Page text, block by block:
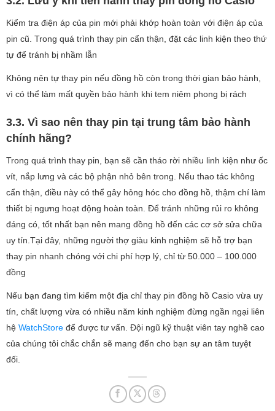
Kiểm tra điện áp của pin mới phải khớp hoàn toàn với điện áp của
pin cũ. Trong quá trình thay pin cẩn thận, đặt các linh kiện theo thứ
tự để tránh bị nhầm lẫn
Không nên tự thay pin nếu đồng hồ còn trong thời gian bảo hành,
vì có thể làm mất quyền bảo hành khi tem niêm phong bị rách
3.3. Vì sao nên thay pin tại trung tâm bảo hành
chính hãng?
Trong quá trình thay pin, bạn sẽ cần tháo rời nhiều linh kiện như ốc
vít, nắp lưng và các bộ phận nhỏ bên trong. Nếu thao tác không
cẩn thận, điều này có thể gây hỏng hóc cho đồng hồ, thậm chí làm
thiết bị ngưng hoạt động hoàn toàn. Để tránh những rủi ro không
đáng có, tốt nhất bạn nên mang đồng hồ đến các cơ sở sửa chữa
uy tín.Tại đây, những người thợ giàu kinh nghiệm sẽ hỗ trợ bạn
thay pin nhanh chóng với chi phí hợp lý, chỉ từ 50.000 – 100.000
đồng
Nếu bạn đang tìm kiếm một địa chỉ thay pin đồng hồ Casio vừa uy
tín, chất lượng vừa có nhiều năm kinh nghiệm đừng ngần ngại liên
hệ WatchStore để được tư vấn. Đội ngũ kỹ thuật viên tay nghề cao
của chúng tôi chắc chắn sẽ mang đến cho bạn sự an tâm tuyệt
đối.